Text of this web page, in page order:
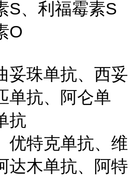
S、利福霉素S
O
妥珠单抗、西妥
单抗、阿仑单
抗
优特克单抗、维
达木单抗、阿特